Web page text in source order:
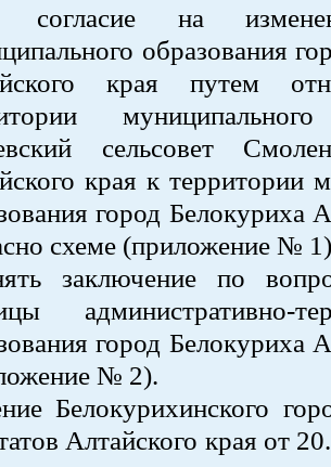
согласие на
образования
края путем
сельсовет
края к территории
город Белокуриха
схеме (приложение №
заключение по
административно-
город Белокуриха
№ 2).
Белокурихинского
Алтайского края от